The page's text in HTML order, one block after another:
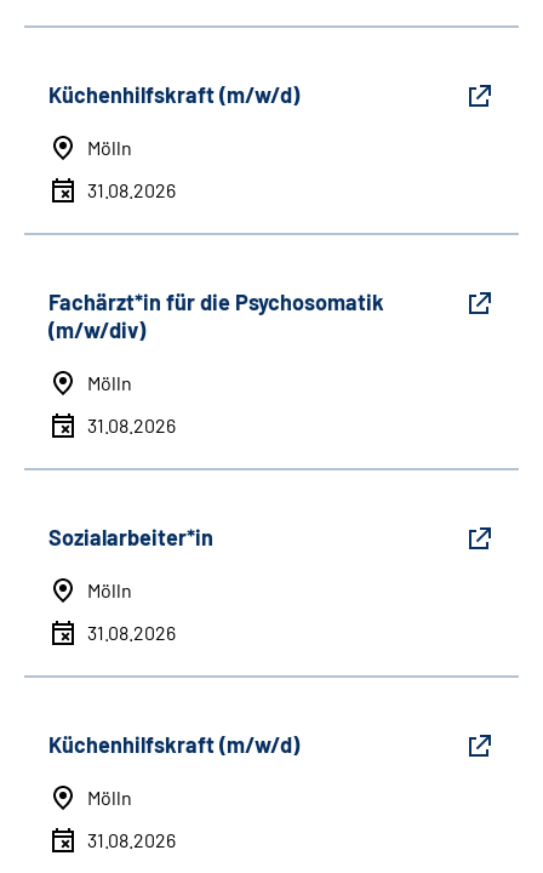
Küchenhilfskraft (m/w/d)
Mölln
31.08.2026
Fachärzt*in für die Psychosomatik
(m/w/div)
Mölln
31.08.2026
Sozialarbeiter*in
Mölln
31.08.2026
Küchenhilfskraft (m/w/d)
Mölln
31.08.2026